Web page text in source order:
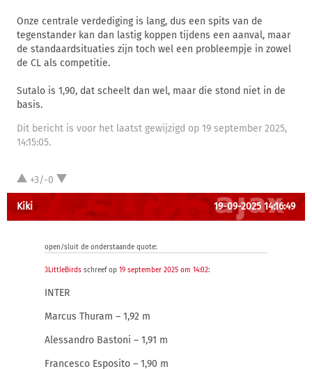
Onze centrale verdediging is lang, dus een spits van de
tegenstander kan dan lastig koppen tijdens een aanval, maar
de standaardsituaties zijn toch wel een probleempje in zowel
de CL als competitie.
Sutalo is 1,90, dat scheelt dan wel, maar die stond niet in de
basis.
Dit bericht is voor het laatst gewijzigd op 19 september 2025,
14:15:05.
+3/-0
Kiki 19-09-2025 14:16:49
open/sluit de onderstaande quote:
3LittleBirds schreef op 19 september 2025 om 14:02:
INTER
Marcus Thuram – 1,92 m
Alessandro Bastoni – 1,91 m
Francesco Esposito – 1,90 m